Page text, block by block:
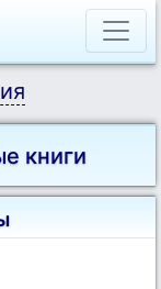
книги